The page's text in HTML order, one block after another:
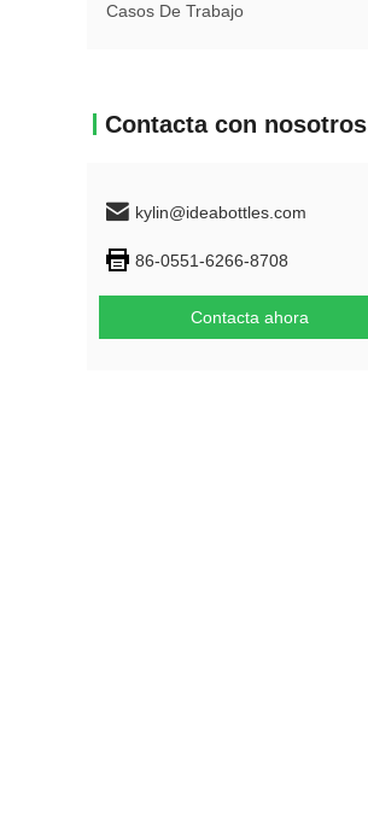
Casos De Trabajo
Contacta con nosotros
kylin@ideabottles.com
86-0551-6266-8708
Contacta ahora